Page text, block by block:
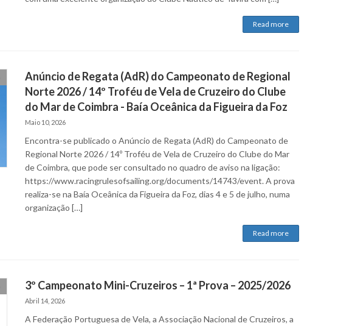
Read more
Anúncio de Regata (AdR) do Campeonato de Regional
Norte 2026 / 14º Troféu de Vela de Cruzeiro do Clube
do Mar de Coimbra - Baía Oceânica da Figueira da Foz
Maio 10, 2026
Encontra-se publicado o Anúncio de Regata (AdR) do Campeonato de
Regional Norte 2026 / 14º Troféu de Vela de Cruzeiro do Clube do Mar
de Coimbra, que pode ser consultado no quadro de aviso na ligação:
https://www.racingrulesofsailing.org/documents/14743/event. A prova
realiza-se na Baía Oceânica da Figueira da Foz, dias 4 e 5 de julho, numa
organização […]
Read more
3º Campeonato Mini-Cruzeiros – 1ª Prova – 2025/2026
Abril 14, 2026
A Federação Portuguesa de Vela, a Associação Nacional de Cruzeiros, a